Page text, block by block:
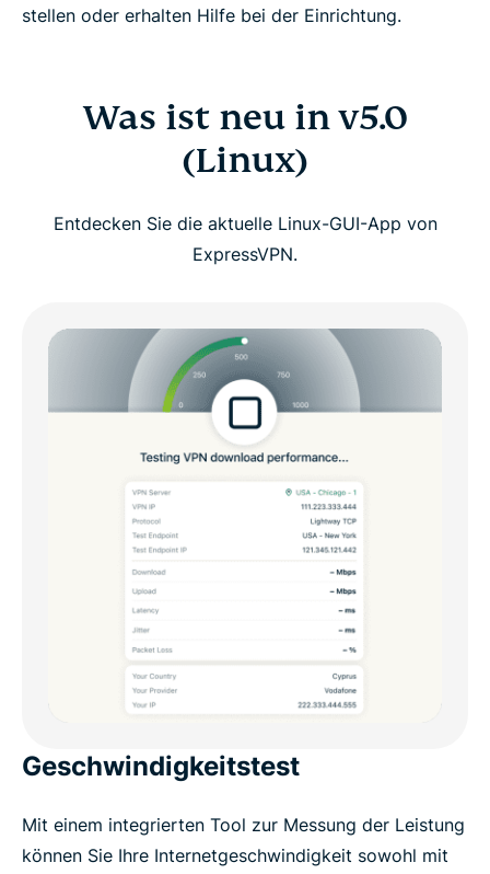
stellen oder erhalten Hilfe bei der Einrichtung.
Was ist neu in v5.0
(Linux)
Entdecken Sie die aktuelle Linux-GUI-App von
ExpressVPN.
Geschwindigkeitstest
Mit einem integrierten Tool zur Messung der Leistung
können Sie Ihre Internetgeschwindigkeit sowohl mit